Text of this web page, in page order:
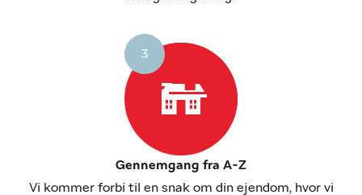
3
Gennemgang fra A-Z
Vi kommer forbi til en snak om din ejendom, hvor vi